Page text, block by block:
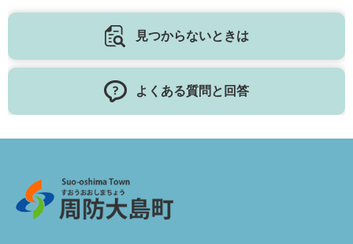
見つからないときは
よくある質問と回答